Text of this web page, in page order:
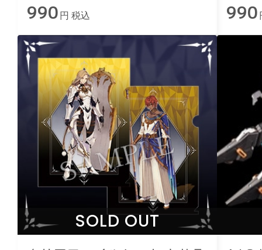
990 円 税込 990
SOLD OUT